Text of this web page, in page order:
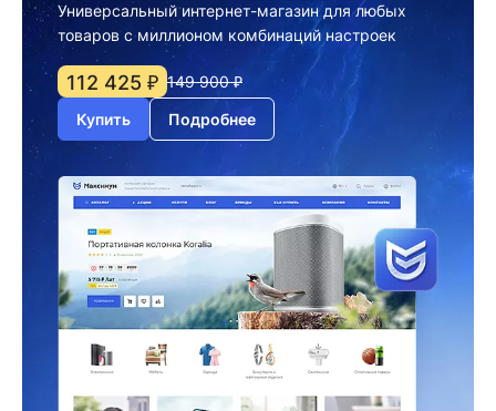
Универсальный интернет-магазин для любых
товаров с миллионом комбинаций настроек
112 425 ₽ 149 900 ₽
Купить
Подробнее